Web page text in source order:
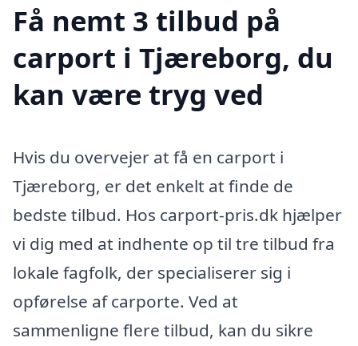
Få nemt 3 tilbud på
carport i Tjæreborg, du
kan være tryg ved
Hvis du overvejer at få en carport i
Tjæreborg, er det enkelt at finde de
bedste tilbud. Hos carport-pris.dk hjælper
vi dig med at indhente op til tre tilbud fra
lokale fagfolk, der specialiserer sig i
opførelse af carporte. Ved at
sammenligne flere tilbud, kan du sikre